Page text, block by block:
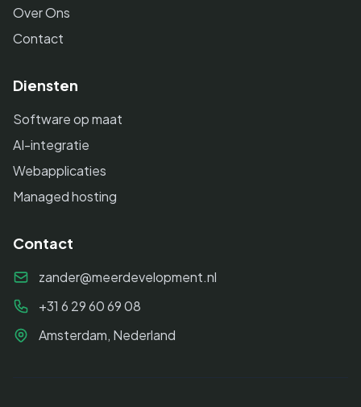
Over Ons
Contact
Diensten
Software op maat
AI-integratie
Webapplicaties
Managed hosting
Contact
zander@meerdevelopment.nl
+31 6 29 60 69 08
Amsterdam, Nederland